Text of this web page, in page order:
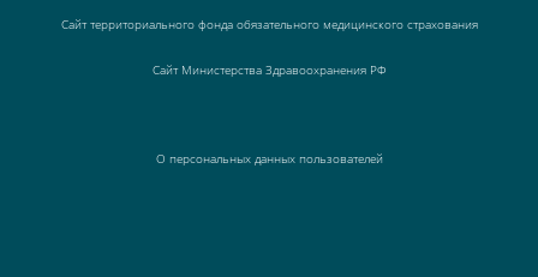
Сайт территориального фонда обязательного медицинского страхования
Сайт Министерства Здравоохранения РФ
О персональных данных пользователей